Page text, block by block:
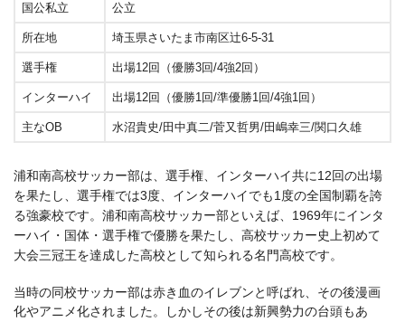
国公私立 公立
所在地 埼玉県さいたま市南区辻6-5-31
選手権 出場12回（優勝3回/4強2回）
インターハイ 出場12回（優勝1回/準優勝1回/4強1回）
主なOB 水沼貴史/田中真二/菅又哲男/田嶋幸三/関口久雄
浦和南高校サッカー部は、選手権、インターハイ共に12回の出場
を果たし、選手権では3度、インターハイでも1度の全国制覇を誇
る強豪校です。浦和南高校サッカー部といえば、1969年にインタ
ーハイ・国体・選手権で優勝を果たし、高校サッカー史上初めて
大会三冠王を達成した高校として知られる名門高校です。
当時の同校サッカー部は赤き血のイレブンと呼ばれ、その後漫画
化やアニメ化されました。しかしその後は新興勢力の台頭もあ